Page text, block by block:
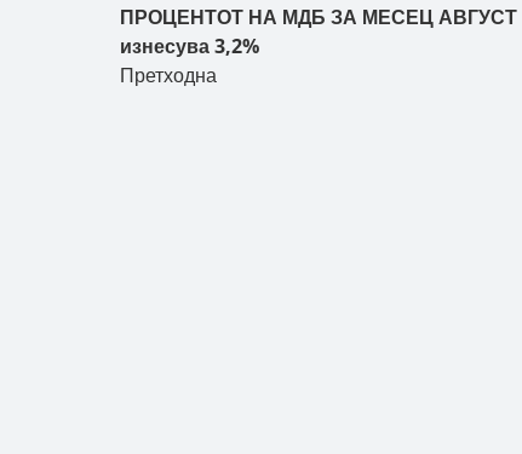
ПРОЦЕНТОТ НА МДБ ЗА МЕСЕЦ АВГУСТ
изнесува 3,2%
Претходна